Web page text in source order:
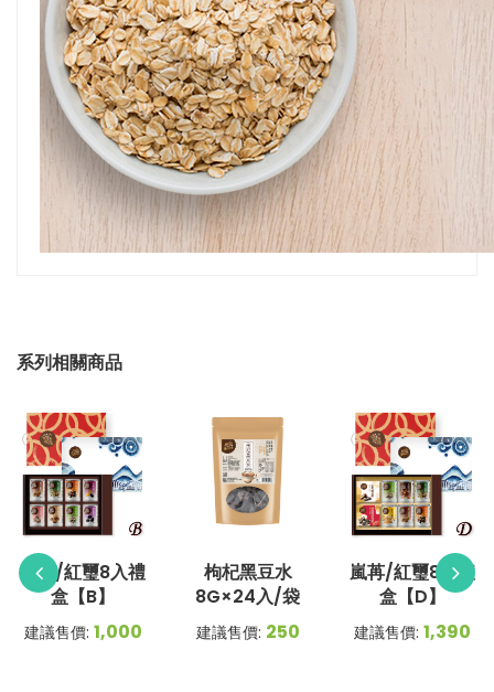
系列相關商品
嵐苒/紅璽8入禮
盒【B】
建議售價: 1,000
枸杞黑豆水
8G×24入/袋
建議售價: 250
嵐苒/紅璽8入禮
盒【D】
建議售價: 1,390